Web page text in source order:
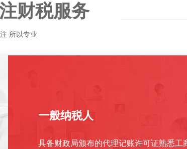
财税服务
所以专业
一般纳税人
具备财政局颁布的代理记账许可证熟悉工